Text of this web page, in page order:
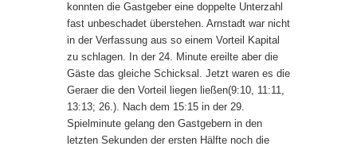
konnten die Gastgeber eine doppelte Unterzahl
fast unbeschadet überstehen. Arnstadt war nicht
in der Verfassung aus so einem Vorteil Kapital
zu schlagen. In der 24. Minute ereilte aber die
Gäste das gleiche Schicksal. Jetzt waren es die
Geraer die den Vorteil liegen ließen(9:10, 11:11,
13:13; 26.). Nach dem 15:15 in der 29.
Spielminute gelang den Gastgebern in den
letzten Sekunden der ersten Hälfte noch die